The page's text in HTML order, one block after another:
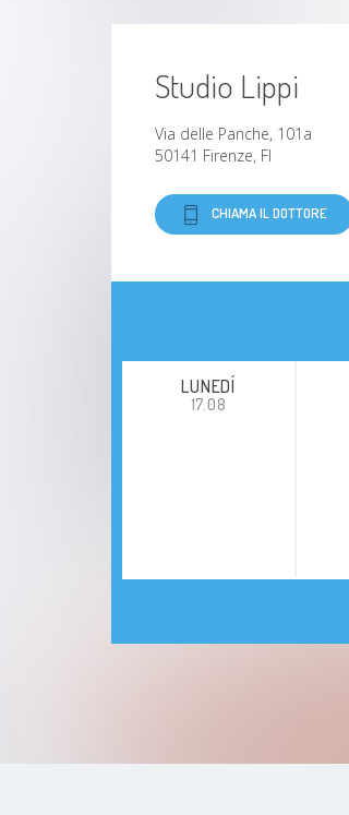
Studio Lippi
Via delle Panche, 101a
50141 Firenze, FI
CHIAMA IL DOTTORE
LUNEDÍ
17.08